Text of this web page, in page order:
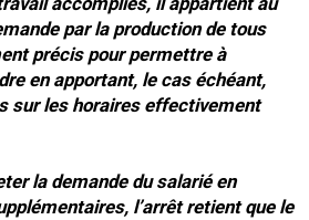
par la production de tous
précis pour permettre à
en apportant, le cas échéant,
sur les horaires effectivement
la demande du salarié en
l’arrêt retient que le